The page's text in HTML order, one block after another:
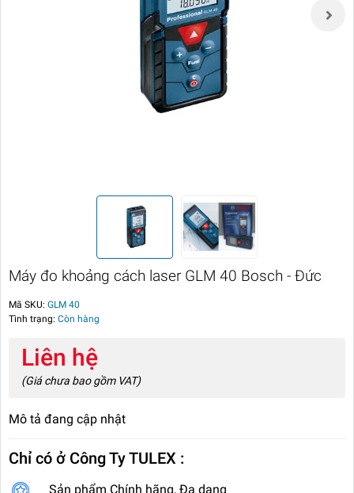
Máy đo khoảng cách laser GLM 40 Bosch - Đức
Mã SKU: GLM 40
Tình trạng: Còn hàng
Liên hệ
(Giá chưa bao gồm VAT)
Mô tả đang cập nhật
Chỉ có ở Công Ty TULEX :
Sản phẩm Chính hãng, Đa dạng